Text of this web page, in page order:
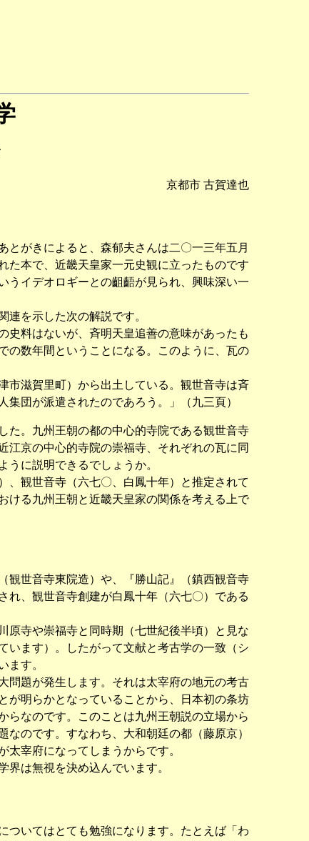
京都市 古賀達也
がきによると、森郁夫さんは二〇一三年五月
た本で、近畿天皇家一元史観に立ったものです
うイデオロギーとの齟齬が見られ、興味深い一
を示した次の解説です。
料はないが、斉明天皇追善の意味があったも
の数年間ということになる。このように、瓦の
滋賀里町）から出土している。観世音寺は斉
団が派遣されたのであろう。」（九三頁）
。九州王朝の都の中心的寺院である観世音寺
江京の中心的寺院の崇福寺、それぞれの瓦に同
に説明できるでしょうか。
観世音寺（六七〇、白鳳十年）と推定されて
ける九州王朝と近畿天皇家の関係を考える上で
世音寺東院造）や、『勝山記』（鎮西観音寺
れ、観世音寺創建が白鳳十年（六七〇）である
寺や崇福寺と同時期（七世紀後半頃）と見な
います）。したがって文献と考古学の一致（シ
ます。
題が発生します。それは太宰府の地元の考古
が明らかとなっていることから、日本初の条坊
らなのです。このことは九州王朝説の立場から
のです。すなわち、大和朝廷の都（藤原京）
宰府になってしまうからです。
は無視を決め込んでいます。
いてはとても勉強になります。たとえば「わ